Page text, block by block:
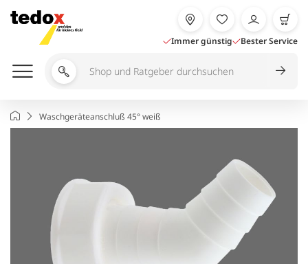
Inhalt
springen
Immer günstig Bester Service
Shop
durchsuchen
StartseiteWaschgeräteanschluß 45° weiß